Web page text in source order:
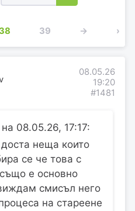
38 39 → ›
08.05.26
19:20
#1481
08.05.26, 17:17:
неща които
се че това с
е основно
смисъл него
на стареене